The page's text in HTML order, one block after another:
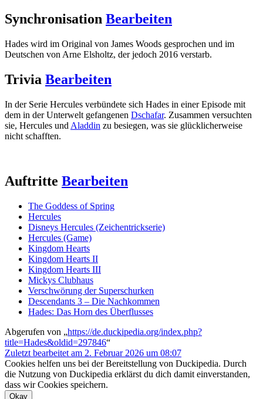
Synchronisation Bearbeiten
Hades wird im Original von James Woods gesprochen und im
Deutschen von Arne Elsholtz, der jedoch 2016 verstarb.
Trivia Bearbeiten
In der Serie Hercules verbündete sich Hades in einer Episode mit
dem in der Unterwelt gefangenen Dschafar. Zusammen versuchten
sie, Hercules und Aladdin zu besiegen, was sie glücklicherweise
nicht schafften.
Auftritte Bearbeiten
The Goddess of Spring
Hercules
Disneys Hercules (Zeichentrickserie)
Hercules (Game)
Kingdom Hearts
Kingdom Hearts II
Kingdom Hearts III
Mickys Clubhaus
Verschwörung der Superschurken
Descendants 3 – Die Nachkommen
Hades: Das Horn des Überflusses
Abgerufen von „https://de.duckipedia.org/index.php?
title=Hades&oldid=297846“
Zuletzt bearbeitet am 2. Februar 2026 um 08:07
Cookies helfen uns bei der Bereitstellung von Duckipedia. Durch
die Nutzung von Duckipedia erklärst du dich damit einverstanden,
dass wir Cookies speichern.
Okay